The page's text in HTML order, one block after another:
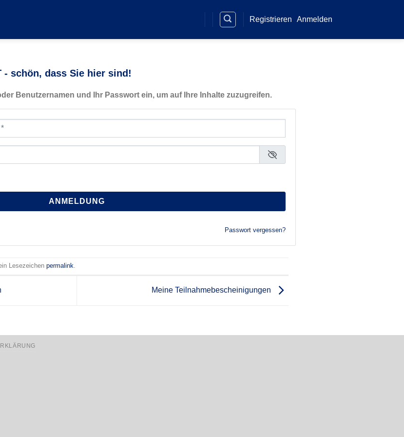
Registrieren Anmelden
- schön, dass Sie hier sind!
Benutzernamen und Ihr Passwort ein, um auf Ihre Inhalte zuzugreifen.
ANMELDUNG
Passwort vergessen?
Lesezeichen permalink.
Meine Teilnahmebescheinigungen